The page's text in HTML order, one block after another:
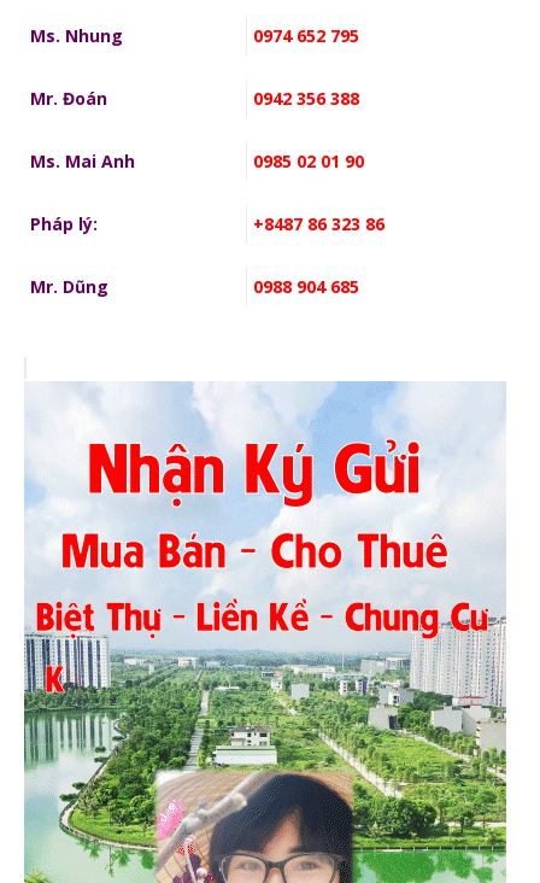
Ms. Nhung 0974 652 795
Mr. Đoán 0942 356 388
Ms. Mai Anh 0985 02 01 90
Pháp lý: +8487 86 323 86
Mr. Dũng 0988 904 685